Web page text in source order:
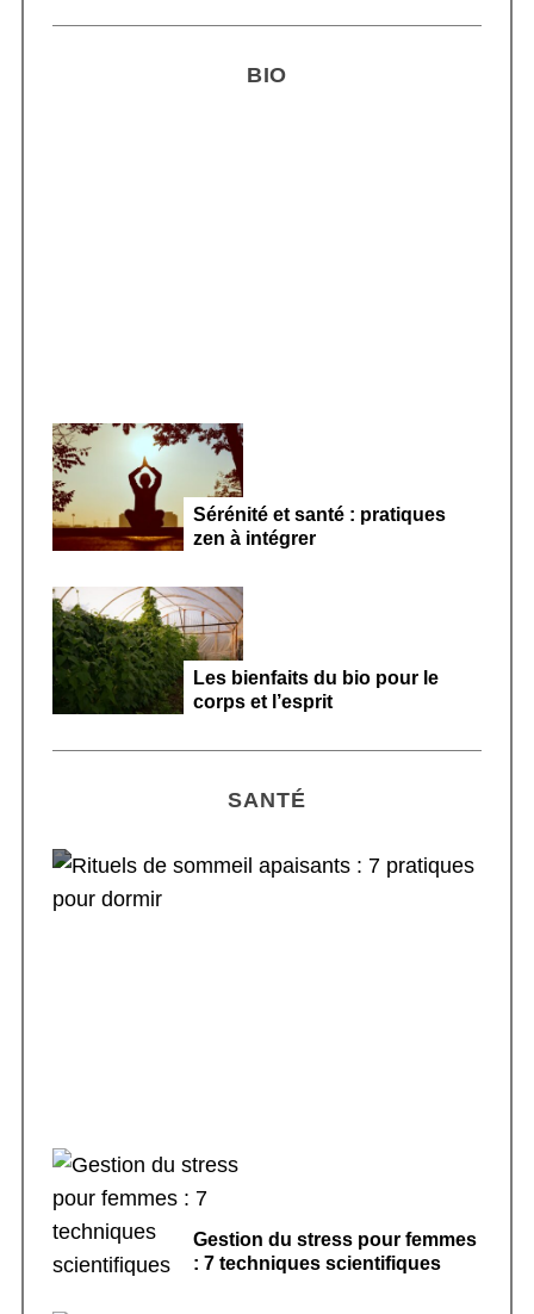
C
BIO
Sérénité et santé : pratiques
zen à intégrer
Les bienfaits du bio pour le
corps et l’esprit
SANTÉ
Gestion du stress pour femmes
: 7 techniques scientifiques